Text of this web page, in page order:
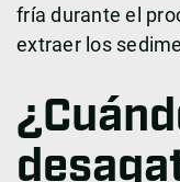
fría durante el
extraer los